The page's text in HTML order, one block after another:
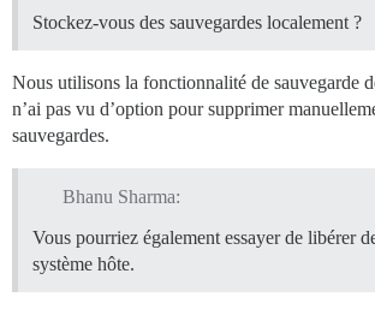
Stockez-vous des sauvegardes localement ?
Nous utilisons la fonctionnalité de sauvegarde
n’ai pas vu d’option pour supprimer
sauvegardes.
Bhanu Sharma:
Vous pourriez également essayer de libérer
système hôte.